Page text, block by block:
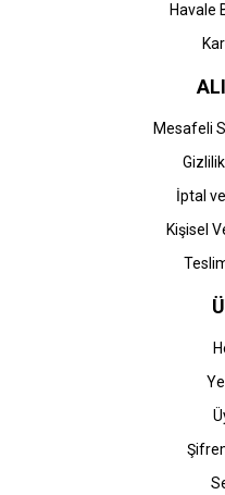
Havale
Mesafeli
İptal
Kişisel